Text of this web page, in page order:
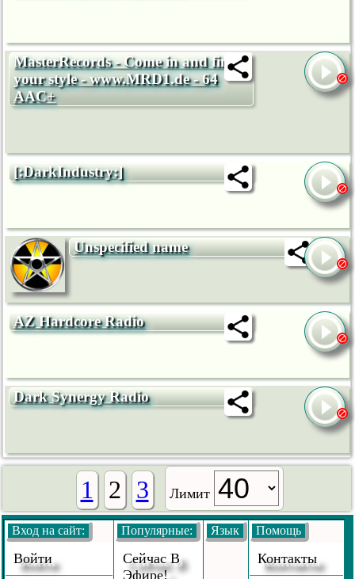
MasterRecords - Come in and find
your style - www.MRD1.de - 64
AAC+
[:DarkIndustry:]
Unspecified name
AZ Hardcore Radio
Dark Synergy Radio
1 2 3 Лимит
Вход на сайт:
Войти
Популярные:
Сейчас В
Эфире!
Язык Помощь
Контакты